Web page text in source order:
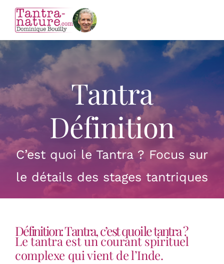
Passer
Les séances Tantra
Actus
Programmes
Tantra
Définition
C’est quoi le Tantra ? Focus sur
le détails des stages tantriques
Définition: Tantra, c’est quoi le tantra ?
Le tantra est un courant spirituel
complexe qui vient de l’Inde.